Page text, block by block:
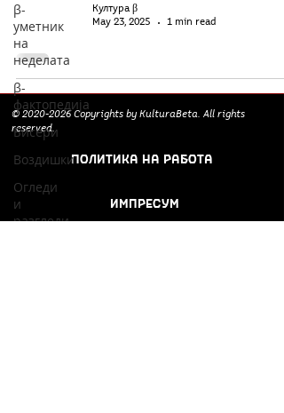
β-
уметник
на
неделата
β-
фактопедија
Бисери
Воздишки
Огледи
и
разгледи
Култура β
May 23, 2025
1 min read
© 2020-2026Copyrights by KulturaBeta. All rights
reserved.
ПОЛИТИКА НА РАБОТА
ИМПРЕСУМ